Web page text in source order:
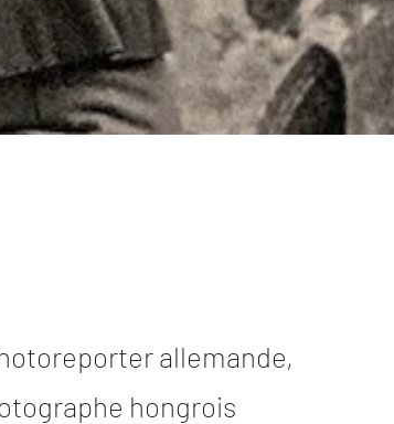
allemande,
hongrois